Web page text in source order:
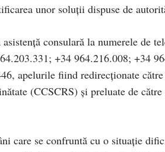
unor soluții dispuse de
consulară la numerele de
+34 964.216.008; +34
apelurile fiind redirecționate
(CCSCRS) şi preluate de
care se confruntă cu o situaţie